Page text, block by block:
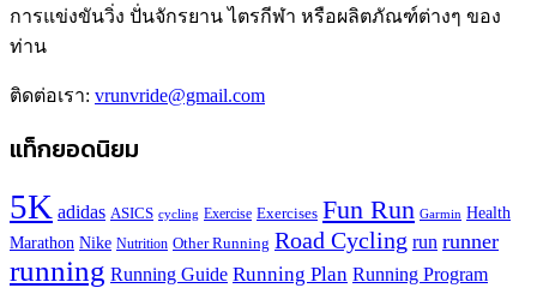
การแข่งขันวิ่ง ปั่นจักรยาน ไตรกีฬา หรือผลิตภัณฑ์ต่างๆ ของ
ท่าน
ติดต่อเรา: vrunvride@gmail.com
แท็กยอดนิยม
5K adidas ASICS cycling Exercise Exercises Fun Run Garmin Health
Marathon Nike Nutrition Other Running Road Cycling run runner
running Running Guide Running Plan Running Program